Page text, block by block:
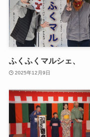
ふくふくマルシェ、
2025年12月9日